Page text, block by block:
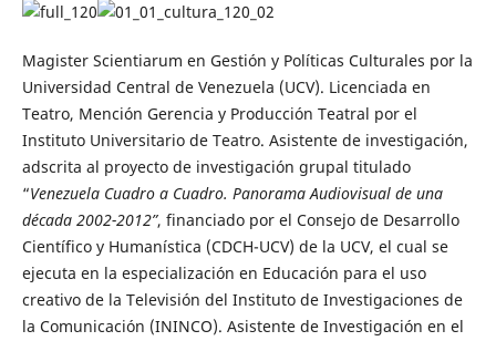
Magister Scientiarum en Gestión y Políticas Culturales por la
Universidad Central de Venezuela (UCV). Licenciada en
Teatro, Mención Gerencia y Producción Teatral por el
Instituto Universitario de Teatro. Asistente de investigación,
adscrita al proyecto de investigación grupal titulado
“Venezuela Cuadro a Cuadro. Panorama Audiovisual de una
década 2002-2012”, financiado por el Consejo de Desarrollo
Científico y Humanística (CDCH-UCV) de la UCV, el cual se
ejecuta en la especialización en Educación para el uso
creativo de la Televisión del Instituto de Investigaciones de
la Comunicación (ININCO). Asistente de Investigación en el